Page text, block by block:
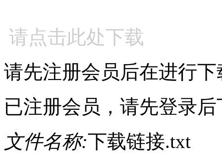
请点击此处下载
请先注册会员后在进行下
已注册会员，请先登录后
文件名称:下载链接.txt